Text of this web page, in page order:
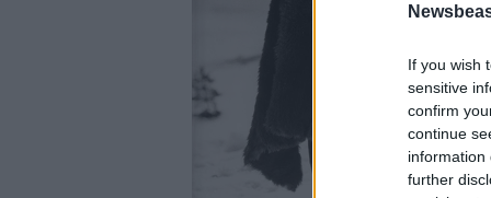
If you wish
sensitive
confirm
continue
information
further